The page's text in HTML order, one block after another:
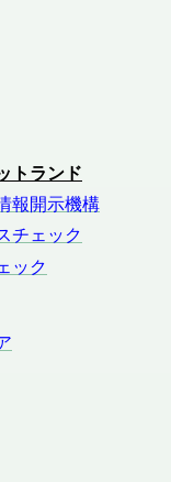
トランド
報開示機構
チェック
ック